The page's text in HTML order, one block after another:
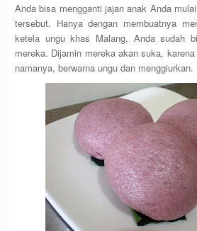
Anda bisa mengganti jajan anak Anda
tersebut. Hanya dengan membuatnya
ketela ungu khas Malang, Anda sudah
mereka. Dijamin mereka akan suka,
namanya, berwarna ungu dan menggiurkan.